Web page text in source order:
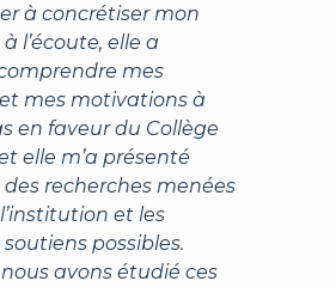
à concrétiser mon
l’écoute, elle a
mes
mes motivations à
en faveur du Collège
elle m’a présenté
des recherches menées
et les
possibles.
avons étudié ces